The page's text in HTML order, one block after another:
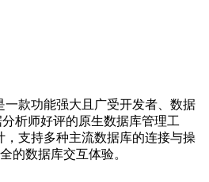
一款功能强大且广受开发者、数据
析师好评的‌原生数据库管理工
，支持多种主流数据库的连接与操
的数据库交互体验‌。